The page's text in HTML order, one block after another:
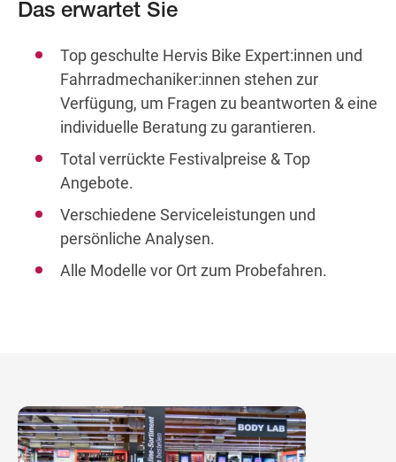
Das erwartet Sie
Top geschulte Hervis Bike Expert:innen und
Fahrradmechaniker:innen stehen zur
Verfügung, um Fragen zu beantworten & eine
individuelle Beratung zu garantieren.
Total verrückte Festivalpreise & Top
Angebote.
Verschiedene Serviceleistungen und
persönliche Analysen.
Alle Modelle vor Ort zum Probefahren.